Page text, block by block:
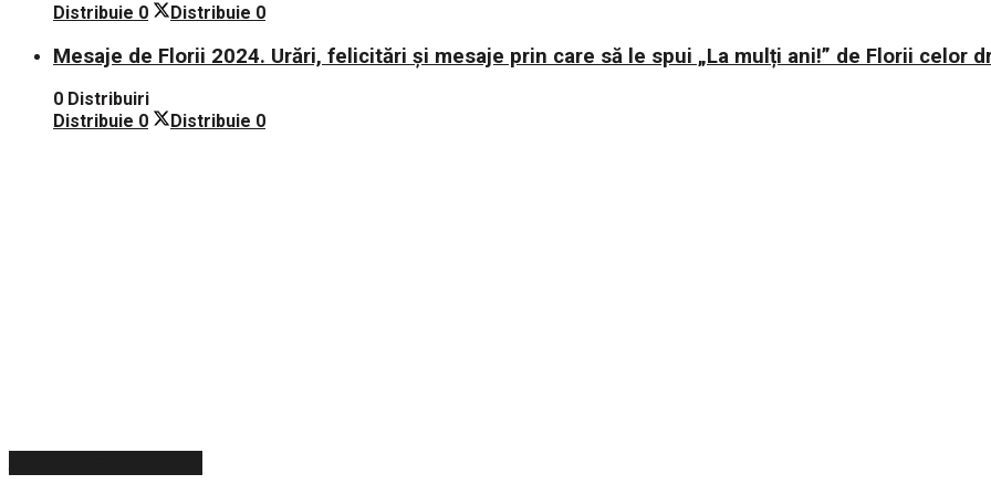
Distribuie 0 Distribuie 0
Mesaje de Florii 2024. Urări, felicitări și mesaje prin care să le spui „La mulți ani!” de Florii celor
0 Distribuiri
Distribuie 0 Distribuie 0